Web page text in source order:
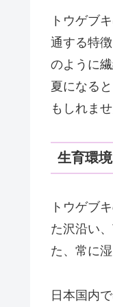
トウゲブ
通する特
のように
夏になる
もしれま
生育環
トウゲブ
た沢沿い
た、常に
日本国内